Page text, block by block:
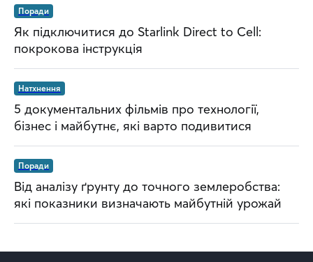
Поради
Як підключитися до Starlink Direct to Cell:
покрокова інструкція
Натхнення
5 документальних фільмів про технології,
бізнес і майбутнє, які варто подивитися
Поради
Від аналізу ґрунту до точного землеробства:
які показники визначають майбутній урожай